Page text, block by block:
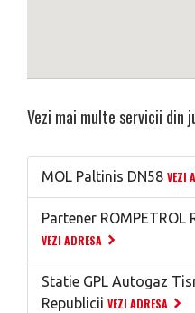
Vezi mai multe servicii din
MOL Paltinis DN58 VEZI
Partener
VEZI ADRESA
Statie GPL Autogaz
Republicii VEZI ADRESA